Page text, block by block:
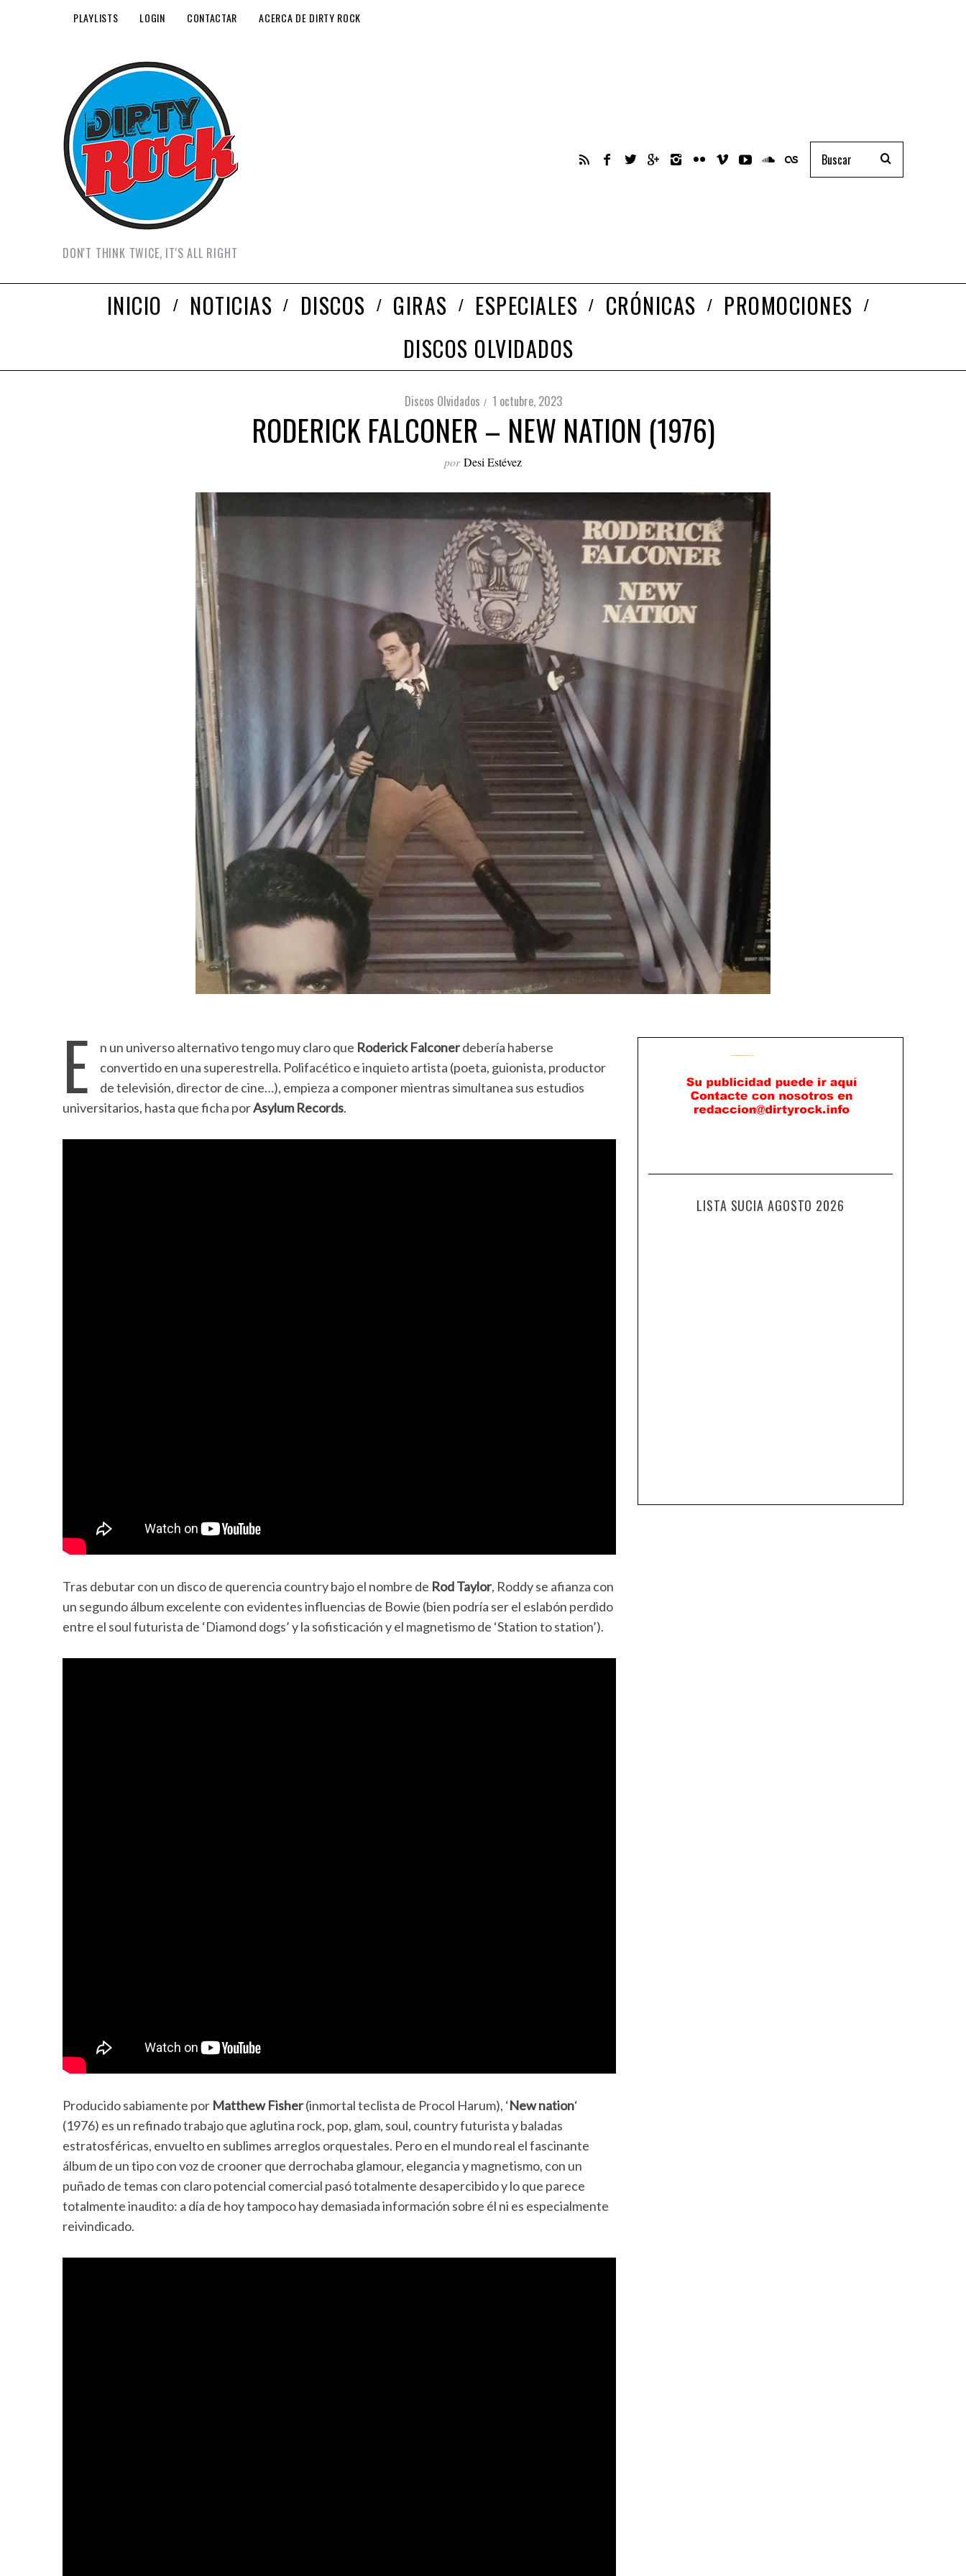
PLAYLISTS LOGIN CONTACTAR ACERCA DE DIRTY ROCK
DON'T THINK TWICE, IT'S ALL RIGHT
INICIO NOTICIAS DISCOS GIRAS ESPECIALES CRÓNICAS
PROMOCIONES
DISCOS OLVIDADOS
Discos Olvidados 1 octubre, 2023
RODERICK FALCONER – NEW NATION (1976)
por Desi Estévez
E n un universo alternativo tengo muy claro que Roderick Falconerdebería haberse
convertido en una superestrella. Polifacético e inquieto artista (poeta, guionista, productor
de televisión, director de cine…), empieza a componer mientras simultanea sus estudios
universitarios, hasta que ficha porAsylum Records.
Tras debutar con un disco de querencia country bajo el nombre de Rod Taylor, Roddy se afianza con
un segundo álbum excelente con evidentes influencias de Bowie (bien podría ser el eslabón perdido
entre el soul futurista de ‘Diamond dogs’ y la sofisticación y el magnetismo de ‘Station to station’).
Producido sabiamente por Matthew Fisher(inmortal teclista de Procol Harum), ‘New nation‘
(1976) es un refinado trabajo que aglutina rock, pop, glam, soul, country futurista y baladas
estratosféricas, envuelto en sublimes arreglos orquestales. Pero en el mundo real el fascinante
álbum de un tipo con voz de crooner que derrochaba glamour, elegancia y magnetismo, con un
puñado de temas con claro potencial comercial pasó totalmente desapercibido y lo que parece
totalmente inaudito: a día de hoy tampoco hay demasiada información sobre él ni es especialmente
reivindicado.
LISTA SUCIA AGOSTO 2026